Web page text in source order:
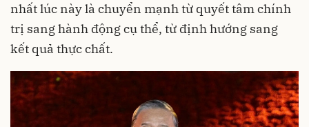
nhất lúc này là chuyển mạnh từ quyết tâm chính
trị sang hành động cụ thể, từ định hướng sang
kết quả thực chất.